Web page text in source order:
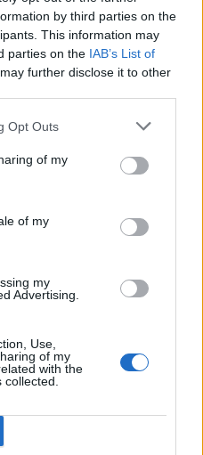
by third parties on the
This information may
parties on the IAB’s List of
further disclose it to other
Opt Outs
of my
of my
my
Advertising.
Use,
of my
with the